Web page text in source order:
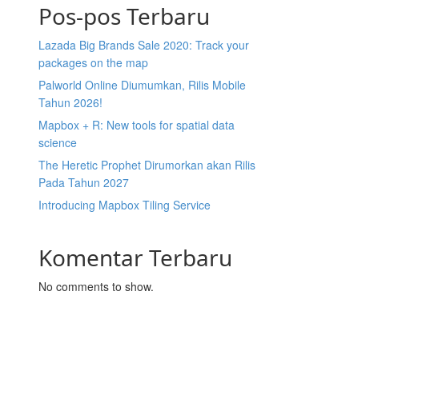
Pos-pos Terbaru
Lazada Big Brands Sale 2020: Track your
packages on the map
Palworld Online Diumumkan, Rilis Mobile
Tahun 2026!
Mapbox + R: New tools for spatial data
science
The Heretic Prophet Dirumorkan akan Rilis
Pada Tahun 2027
Introducing Mapbox Tiling Service
Komentar Terbaru
No comments to show.